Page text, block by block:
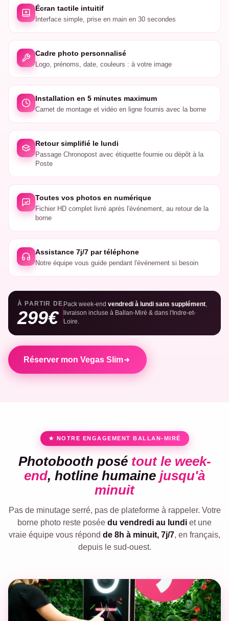
Écran tactile intuitif
Interface simple, prise en main en 30 secondes
Cadre photo personnalisé
Logo, prénoms, date, couleurs : à votre image
Installation en 5 minutes maximum
Carnet de montage et vidéo en ligne fournis avec la borne
Retour simplifié le lundi
Passage Chronopost avec étiquette fournie ou dépôt à la
Poste
Toutes vos photos en numérique
Fichier HD complet livré après l'événement, au retour de la
borne
Assistance 7j/7 par téléphone
Notre équipe vous guide pendant l'événement si besoin
À PARTIR DE
299€
Pack week-endvendredi à lundi sans supplément,
livraison incluse à Ballan-Miré & dans l'Indre-et-
Loire.
Réserver mon Vegas Slim
★ NOTRE ENGAGEMENT BALLAN-MIRÉ
Photobooth posé tout le week-
end, hotline humaine jusqu'à
minuit
Pas de minutage serré, pas de plateforme à rappeler. Votre
borne photo reste posée du vendredi au lundi et une
vraie équipe vous répond de 8h à minuit, 7j/7, en français,
depuis le sud-ouest.